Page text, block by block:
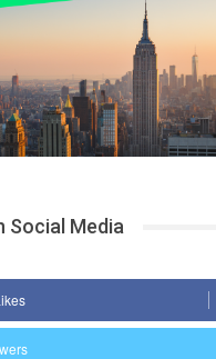
Social Media